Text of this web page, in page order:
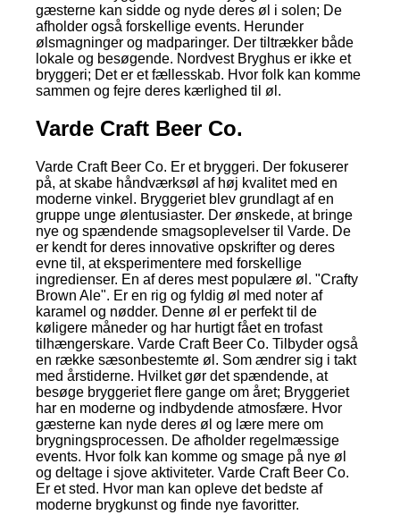
gæsterne kan sidde og nyde deres øl i solen; De
afholder også forskellige events. Herunder
ølsmagninger og madparinger. Der tiltrækker både
lokale og besøgende. Nordvest Bryghus er ikke et
bryggeri; Det er et fællesskab. Hvor folk kan komme
sammen og fejre deres kærlighed til øl.
Varde Craft Beer Co.
Varde Craft Beer Co. Er et bryggeri. Der fokuserer
på, at skabe håndværksøl af høj kvalitet med en
moderne vinkel. Bryggeriet blev grundlagt af en
gruppe unge ølentusiaster. Der ønskede, at bringe
nye og spændende smagsoplevelser til Varde. De
er kendt for deres innovative opskrifter og deres
evne til, at eksperimentere med forskellige
ingredienser. En af deres mest populære øl. "Crafty
Brown Ale". Er en rig og fyldig øl med noter af
karamel og nødder. Denne øl er perfekt til de
køligere måneder og har hurtigt fået en trofast
tilhængerskare. Varde Craft Beer Co. Tilbyder også
en række sæsonbestemte øl. Som ændrer sig i takt
med årstiderne. Hvilket gør det spændende, at
besøge bryggeriet flere gange om året; Bryggeriet
har en moderne og indbydende atmosfære. Hvor
gæsterne kan nyde deres øl og lære mere om
brygningsprocessen. De afholder regelmæssige
events. Hvor folk kan komme og smage på nye øl
og deltage i sjove aktiviteter. Varde Craft Beer Co.
Er et sted. Hvor man kan opleve det bedste af
moderne brygkunst og finde nye favoritter.